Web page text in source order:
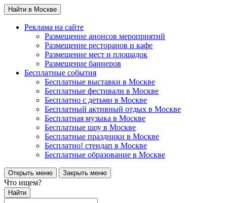
Найти в Москве
Реклама на сайте
Размещение анонсов мероприятий
Размещение ресторанов и кафе
Размещение мест и площадок
Размещение баннеров
Бесплатные события
Бесплатные выставки в Москве
Бесплатные фестивали в Москве
Бесплатно с детьми в Москве
Бесплатный активный отдых в Москве
Бесплатная музыка в Москве
Бесплатные шоу в Москве
Бесплатные праздники в Москве
Бесплатно! стендап в Москве
Бесплатные образование в Москве
Открыть меню Закрыть меню
Что ищем?
Найти